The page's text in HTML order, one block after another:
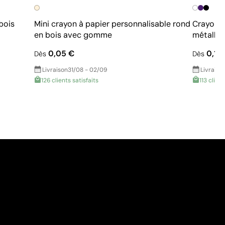
Mini crayon à papier personnalisable rond
en bois avec gomme
Dès 0,05 €
Livraison31/08 - 02/09
126 clients satisfaits
Crayon
Dès 0,14
113